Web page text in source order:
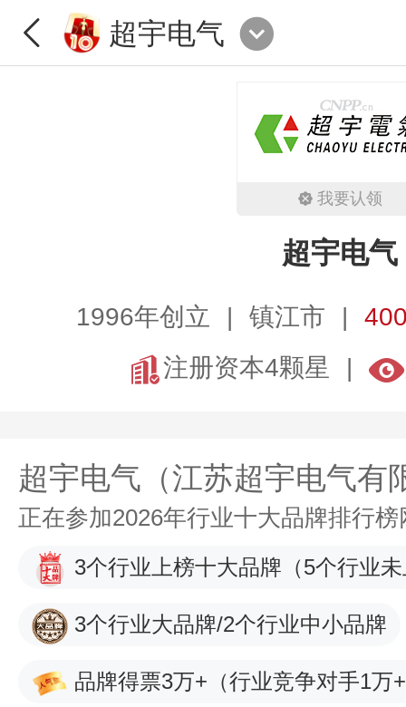
超宇电气
我要认领
超宇电气
1996年创立 镇江市
注册资本4颗星
超宇电气（江苏超宇电气有
正在参加2026年行业十大品牌排行
3个行业上榜十大品牌 （5个行业
3个行业大品牌/2个行业中小品牌
品牌得票3万+ （行业竞争对手1万